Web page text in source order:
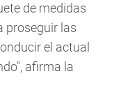
de medidas
proseguir las
el actual
afirma la